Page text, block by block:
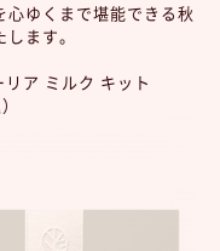
ゆくまで堪能できる秋
ます。
リア ミルク キット